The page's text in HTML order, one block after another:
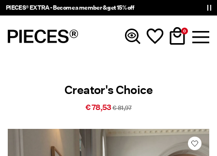
PIECES® EXTRA - Become a member & get 15% off
0
Novedades
Accesorios
Creator's Choice
€ 78,53€ 81,97